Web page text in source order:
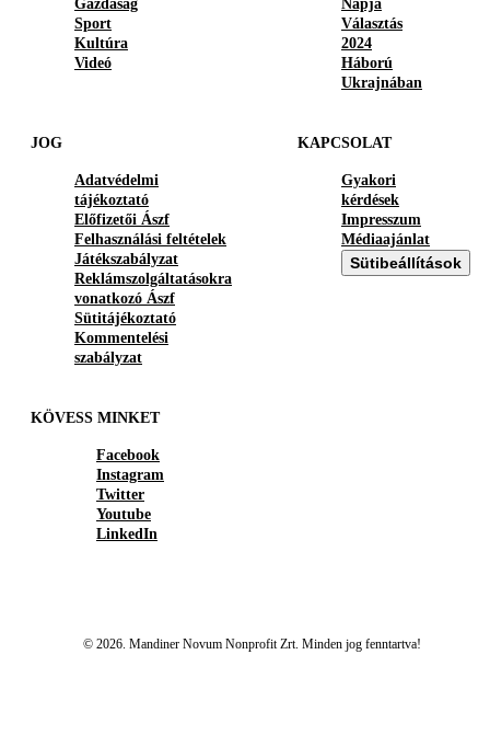
Gazdaság
Sport
Kultúra
Videó
Napja
Választás
2024
Háború
Ukrajnában
JOG
Adatvédelmi
tájékoztató
Előfizetői Ászf
Felhasználási feltételek
Játékszabályzat
Reklámszolgáltatásokra
vonatkozó Ászf
Sütitájékoztató
Kommentelési
szabályzat
KAPCSOLAT
Gyakori
kérdések
Impresszum
Médiaajánlat
Sütibeállítások
KÖVESS MINKET
Facebook
Instagram
Twitter
Youtube
LinkedIn
© 2026. Mandiner Novum Nonprofit Zrt. Minden jog fenntartva!